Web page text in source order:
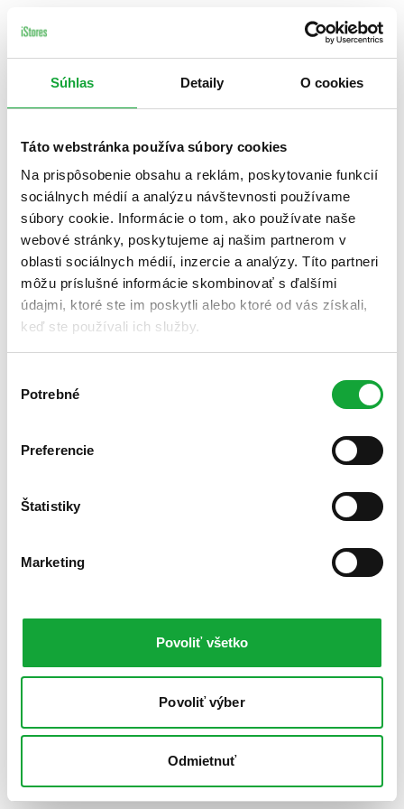
Súhlas Detaily O cookies
Táto webstránka používa súbory cookies
Na prispôsobenie obsahu a reklám, poskytovanie funkcií
sociálnych médií a analýzu návštevnosti používame
súbory cookie. Informácie o tom, ako používate naše
webové stránky, poskytujeme aj našim partnerom v
oblasti sociálnych médií, inzercie a analýzy. Títo partneri
môžu príslušné informácie skombinovať s ďalšími
údajmi, ktoré ste im poskytli alebo ktoré od vás získali,
keď ste používali ich služby.
súhlasu
Potrebné
Preferencie
Štatistiky
Marketing
Povoliť všetko
Povoliť výber
Odmietnuť